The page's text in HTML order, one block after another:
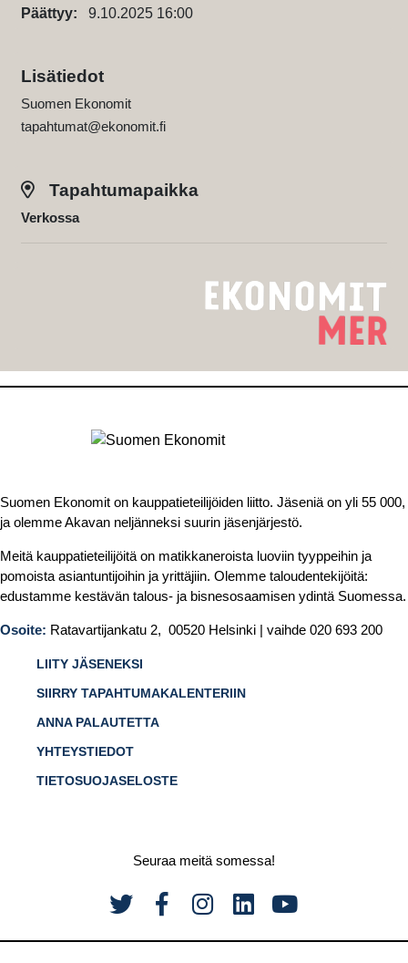
Päättyy: 9.10.2025 16:00
Lisätiedot
Suomen Ekonomit
tapahtumat@ekonomit.fi
Tapahtumapaikka
Verkossa
Suomen Ekonomit on kauppatieteilijöiden liitto. Jäseniä on yli 55 000,
ja olemme Akavan neljänneksi suurin jäsenjärjestö.
Meitä kauppatieteilijöitä on matikkaneroista luoviin tyyppeihin ja
pomoista asiantuntijoihin ja yrittäjiin. Olemme taloudentekijöitä:
edustamme kestävän talous- ja bisnesosaamisen ydintä Suomessa.
Osoite: Ratavartijankatu 2, 00520 Helsinki | vaihde 020 693 200
LIITY JÄSENEKSI
SIIRRY TAPAHTUMAKALENTERIIN
ANNA PALAUTETTA
YHTEYSTIEDOT
TIETOSUOJASELOSTE
Seuraa meitä somessa!